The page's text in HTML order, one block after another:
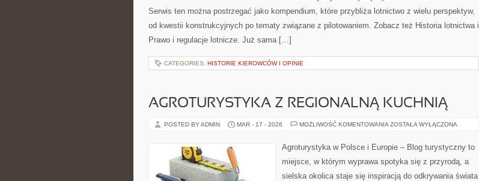
Serwis ten można postrzegać jako kompendium, które przybliża lotnictwo z wielu perspektyw,
od kwestii konstrukcyjnych po tematy związane z pilotowaniem. Zobacz też Historia lotnictwa i
Prawo i regulacje lotnicze. Już sama […]
CATEGORIES: HISTORIE KIEROWCÓW I OPINIE
AGROTURYSTYKA Z REGIONALNĄ KUCHNIĄ
POSTED BY ADMIN MAR - 17 - 2026 MOŻLIWOŚĆ KOMENTOWANIA AGROTURYSTYKA
KUCHNIĄ
ZOSTAŁA WYŁĄCZONA
Agroturystyka w Polsce i Europie – Blog turystyczny to
miejsce, w którym wyprawa spotyka się z przyrodą, a
sielska okolica staje się inspiracją do odkrywania świata